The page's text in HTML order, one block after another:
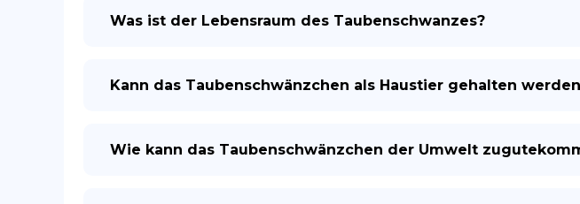
Was ist der Lebensraum des Taubenschwanzes?
Kann das Taubenschwänzchen als Haustier gehalten
Wie kann das Taubenschwänzchen der Umwelt